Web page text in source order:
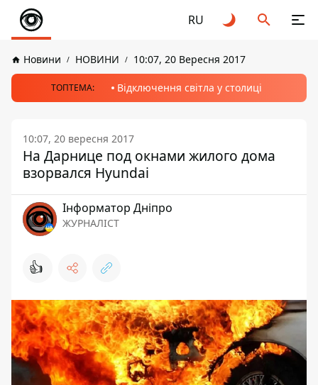
RU
Новини НОВИНИ 10:07, 20 Вересня 2017
ТОПТЕМА: Відключення світла у столиці
10:07, 20 вересня 2017
На Дарнице под окнами жилого дома
взорвался Hyundai
Інформатор Дніпро
ЖУРНАЛІСТ
👍